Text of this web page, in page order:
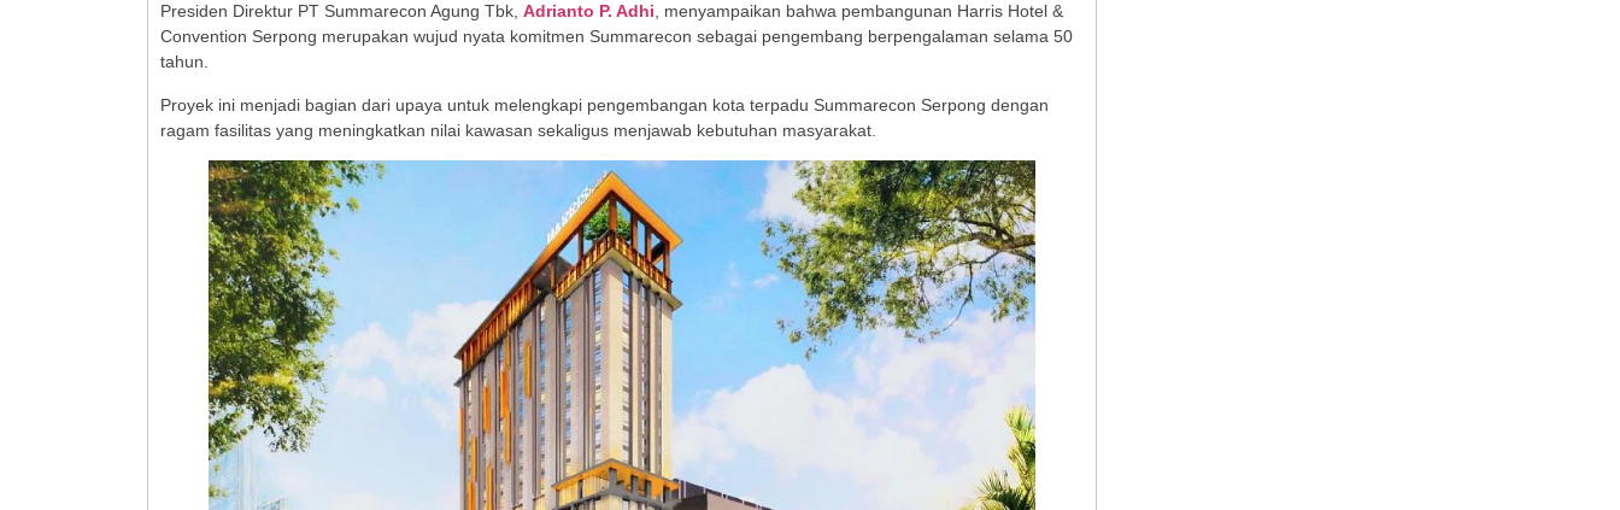
Presiden Direktur PT Summarecon Agung Tbk, Adrianto P. Adhi, menyampaikan bahwa pembangunan Harris Hotel &
Convention Serpong merupakan wujud nyata komitmen Summarecon sebagai pengembang berpengalaman selama 50
tahun.
Proyek ini menjadi bagian dari upaya untuk melengkapi pengembangan kota terpadu Summarecon Serpong dengan
ragam fasilitas yang meningkatkan nilai kawasan sekaligus menjawab kebutuhan masyarakat.